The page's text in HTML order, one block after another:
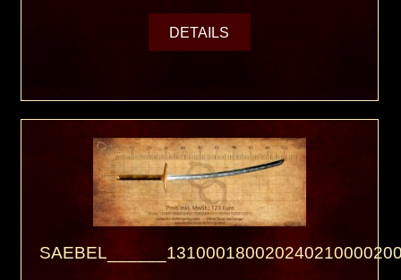
DETAILS